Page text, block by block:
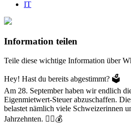
IT
Information teilen
Teile diese wichtige Information über
Hey! Hast du bereits abgestimmt? 🗳️
Am 28. September haben wir endlich
Eigenmietwert-Steuer abzuschaffen.
belastet nämlich viele Schweizerinnen
Jahrzehnten. 😮‍💨💰